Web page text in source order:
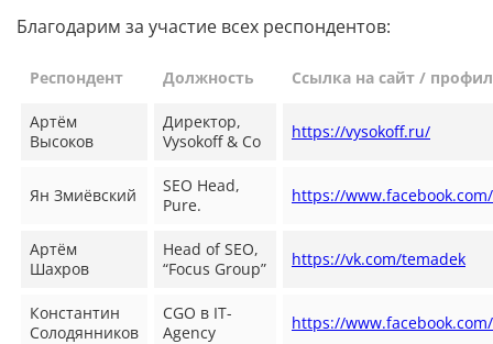
Благодарим за участие всех респондентов:
Респондент Должность Ссылка на сайт /
Артём
Высоков
Директор,
Vysokoff & Co
https://vysokoff.ru/
Ян Змиёвский
SEO Head,
Pure.
https://
Артём
Шахров
Head of SEO,
“Focus Group”
https://vk.com/temadek
Константин
Солодянников
CGO в IT-
Agency
https://